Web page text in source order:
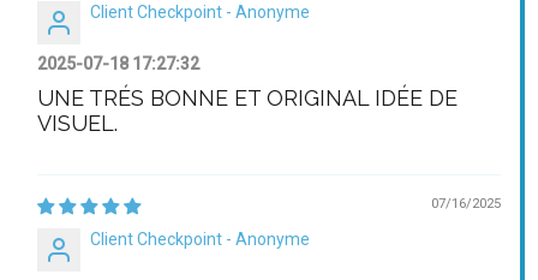
Client Checkpoint - Anonyme
2025-07-18 17:27:32
UNE TRÉS BONNE ET ORIGINAL IDÉE DE
VISUEL.
07/16/2025
Client Checkpoint - Anonyme